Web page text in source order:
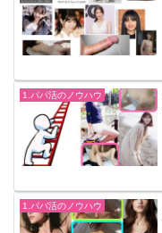
1.パパ活のノウハウ
1.パパ活のノウハウ